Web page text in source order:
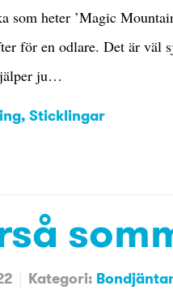
som heter ’Magic
för en odlare. Det är väl
ju…
, Sticklingar
Kategori: